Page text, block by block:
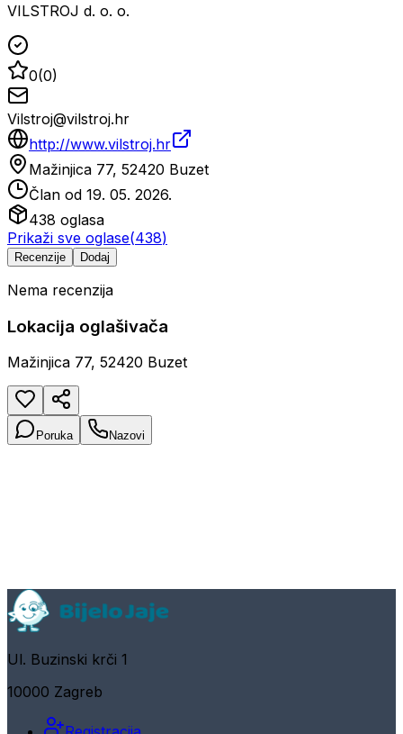
VILSTROJ d. o. o.
0(0)
Vilstroj@vilstroj.hr
http://www.vilstroj.hr
Mažinjica 77, 52420 Buzet
Član od 19. 05. 2026.
438 oglasa
Prikaži sve oglase(438)
Recenzije Dodaj
Nema recenzija
Lokacija oglašivača
Mažinjica 77, 52420 Buzet
Poruka Nazovi
Ul. Buzinski krči 1
10000 Zagreb